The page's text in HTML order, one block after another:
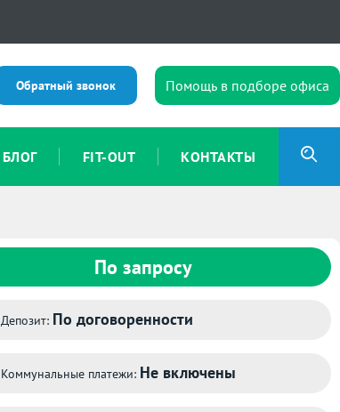
Обратный звонок Помощь в подборе офиса
БЛОГ FIT-OUT КОНТАКТЫ
По запросу
Депозит: По договоренности
Коммунальные платежи: Не включены